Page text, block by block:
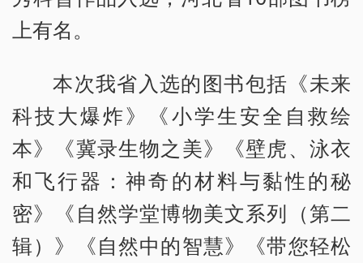
上有名。
本次我省入选的图书包括《未来
科技大爆炸》《小学生安全自救绘
本》《冀录生物之美》《壁虎、泳衣
和飞行器：神奇的材料与黏性的秘
密》《自然学堂博物美文系列（第二
辑）》《自然中的智慧》《带您轻松